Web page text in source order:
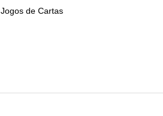
Jogos de Cartas